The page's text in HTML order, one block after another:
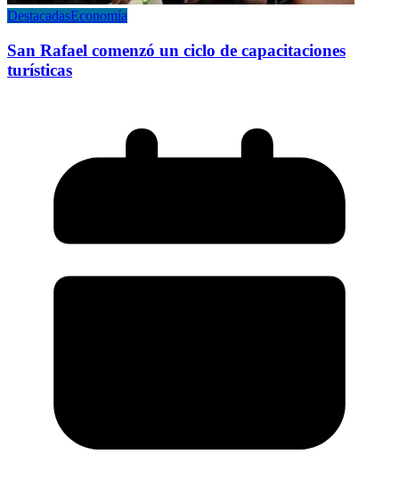
DestacadasEconomía
San Rafael comenzó un ciclo de capacitaciones
turísticas